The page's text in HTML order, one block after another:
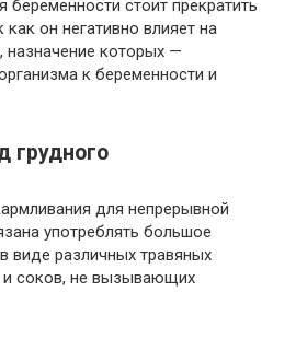
беременности стоит прекратить
он негативно влияет на
назначение которых —
к беременности и
грудного
для непрерывной
употреблять большое
виде различных травяных
и соков, не вызывающих